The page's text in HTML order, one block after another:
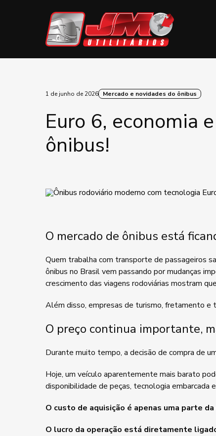
1 de junho de 2026 Mercado e novidades do ônibus
Euro 6, economia
ônibus!
O mercado de ônibus está
Quem trabalha com transporte de passageiros
ônibus no Brasil vem passando por mudanças
crescimento das viagens rodoviárias mostram
Além disso, empresas de turismo, fretamento e
O preço continua importante,
Durante muito tempo, a decisão de compra de
Hoje, um veículo aparentemente mais barato
disponibilidade de peças, tecnologia embarcada
O custo de aquisição é apenas uma parte
O lucro da operação está diretamente